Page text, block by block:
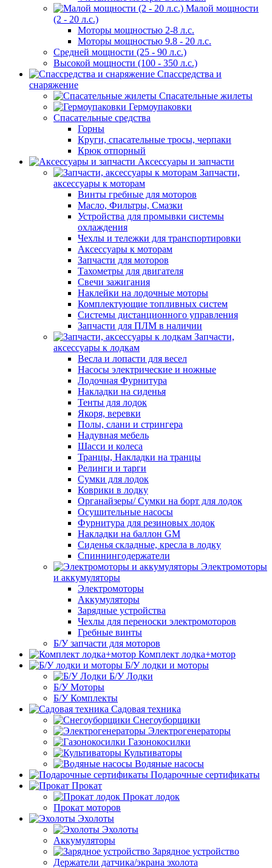
Малой мощности
(2 - 20 л.с.)
Моторы мощностью 2-8 л.с.
Моторы мощностью 9.8 - 20 л.с.
Средней мощности (25 - 90 л.с.)
Высокой мощности (100 - 350 л.с.)
Спассредства и
снаряжение
Спасательные жилеты
Гермоупаковки
Спасательные средства
Горны
Круги, спасательные тросы, черпаки
Крюк отпорный
Аксессуары и запчасти
Запчасти,
аксессуары к моторам
Винты гребные для моторов
Масло, Фильтры, Смазки
Устройства для промывки системы
охлаждения
Чехлы и тележки для транспортировки
Аксессуары к моторам
Запчасти для моторов
Тахометры для двигателя
Свечи зажигания
Наклейки на лодочные моторы
Комплектующие топливных систем
Системы дистанционного управления
Запчасти для ПЛМ в наличии
Запчасти,
аксессуары к лодкам
Весла и лопасти для весел
Насосы электрические и ножные
Лодочная Фурнитура
Накладки на сиденья
Тенты для лодок
Якоря, веревки
Полы, слани и стрингера
Надувная мебель
Шасси и колеса
Транцы, Накладки на транцы
Релинги и тарги
Сумки для лодок
Коврики в лодку
Органайзеры/ Сумки на борт для лодок
Осушительные насосы
Фурнитура для резиновых лодок
Накладки на баллон GM
Сиденья складные, кресла в лодку
Спиннингодержатели
Электромоторы
и аккумуляторы
Электромоторы
Аккумуляторы
Зарядные устройства
Чехлы для переноски электромоторов
Гребные винты
Б/У запчасти для моторов
Комплект лодка+мотор
Б/У лодки и моторы
Б/У Лодки
Б/У Моторы
Б/У Комплекты
Садовая техника
Снегоуборщики
Электрогенераторы
Газонокосилки
Культиваторы
Водяные насосы
Подарочные сертификаты
Прокат
Прокат лодок
Прокат моторов
Эхолоты
Эхолоты
Аккумуляторы
Зарядное устройство
Держатели датчика/экрана эхолота